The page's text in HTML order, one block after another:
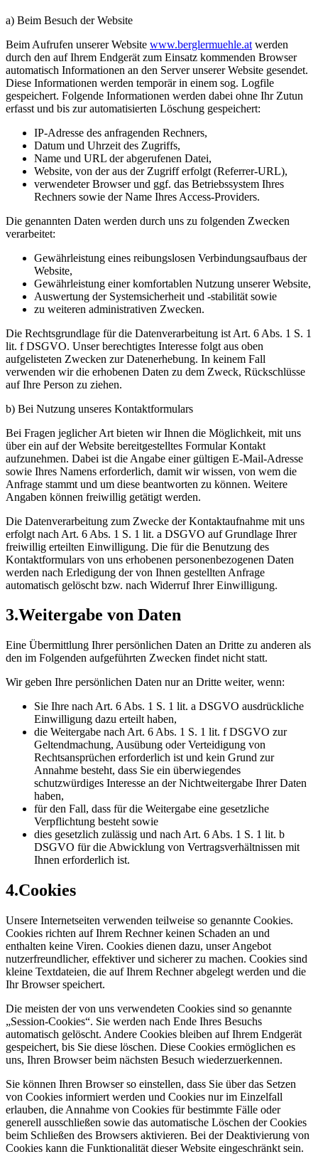
a) Beim Besuch der Website
Beim Aufrufen unserer Website www.berglermuehle.at werden
durch den auf Ihrem Endgerät zum Einsatz kommenden Browser
automatisch Informationen an den Server unserer Website gesendet.
Diese Informationen werden temporär in einem sog. Logfile
gespeichert. Folgende Informationen werden dabei ohne Ihr Zutun
erfasst und bis zur automatisierten Löschung gespeichert:
IP-Adresse des anfragenden Rechners,
Datum und Uhrzeit des Zugriffs,
Name und URL der abgerufenen Datei,
Website, von der aus der Zugriff erfolgt (Referrer-URL),
verwendeter Browser und ggf. das Betriebssystem Ihres
Rechners sowie der Name Ihres Access-Providers.
Die genannten Daten werden durch uns zu folgenden Zwecken
verarbeitet:
Gewährleistung eines reibungslosen Verbindungsaufbaus der
Website,
Gewährleistung einer komfortablen Nutzung unserer Website,
Auswertung der Systemsicherheit und -stabilität sowie
zu weiteren administrativen Zwecken.
Die Rechtsgrundlage für die Datenverarbeitung ist Art. 6 Abs. 1 S. 1
lit. f DSGVO. Unser berechtigtes Interesse folgt aus oben
aufgelisteten Zwecken zur Datenerhebung. In keinem Fall
verwenden wir die erhobenen Daten zu dem Zweck, Rückschlüsse
auf Ihre Person zu ziehen.
b) Bei Nutzung unseres Kontaktformulars
Bei Fragen jeglicher Art bieten wir Ihnen die Möglichkeit, mit uns
über ein auf der Website bereitgestelltes Formular Kontakt
aufzunehmen. Dabei ist die Angabe einer gültigen E-Mail-Adresse
sowie Ihres Namens erforderlich, damit wir wissen, von wem die
Anfrage stammt und um diese beantworten zu können. Weitere
Angaben können freiwillig getätigt werden.
Die Datenverarbeitung zum Zwecke der Kontaktaufnahme mit uns
erfolgt nach Art. 6 Abs. 1 S. 1 lit. a DSGVO auf Grundlage Ihrer
freiwillig erteilten Einwilligung. Die für die Benutzung des
Kontaktformulars von uns erhobenen personenbezogenen Daten
werden nach Erledigung der von Ihnen gestellten Anfrage
automatisch gelöscht bzw. nach Widerruf Ihrer Einwilligung.
3.Weitergabe von Daten
Eine Übermittlung Ihrer persönlichen Daten an Dritte zu anderen als
den im Folgenden aufgeführten Zwecken findet nicht statt.
Wir geben Ihre persönlichen Daten nur an Dritte weiter, wenn:
Sie Ihre nach Art. 6 Abs. 1 S. 1 lit. a DSGVO ausdrückliche
Einwilligung dazu erteilt haben,
die Weitergabe nach Art. 6 Abs. 1 S. 1 lit. f DSGVO zur
Geltendmachung, Ausübung oder Verteidigung von
Rechtsansprüchen erforderlich ist und kein Grund zur
Annahme besteht, dass Sie ein überwiegendes
schutzwürdiges Interesse an der Nichtweitergabe Ihrer Daten
haben,
für den Fall, dass für die Weitergabe eine gesetzliche
Verpflichtung besteht sowie
dies gesetzlich zulässig und nach Art. 6 Abs. 1 S. 1 lit. b
DSGVO für die Abwicklung von Vertragsverhältnissen mit
Ihnen erforderlich ist.
4.Cookies
Unsere Internetseiten verwenden teilweise so genannte Cookies.
Cookies richten auf Ihrem Rechner keinen Schaden an und
enthalten keine Viren. Cookies dienen dazu, unser Angebot
nutzerfreundlicher, effektiver und sicherer zu machen. Cookies sind
kleine Textdateien, die auf Ihrem Rechner abgelegt werden und die
Ihr Browser speichert.
Die meisten der von uns verwendeten Cookies sind so genannte
„Session-Cookies“. Sie werden nach Ende Ihres Besuchs
automatisch gelöscht. Andere Cookies bleiben auf Ihrem Endgerät
gespeichert, bis Sie diese löschen. Diese Cookies ermöglichen es
uns, Ihren Browser beim nächsten Besuch wiederzuerkennen.
Sie können Ihren Browser so einstellen, dass Sie über das Setzen
von Cookies informiert werden und Cookies nur im Einzelfall
erlauben, die Annahme von Cookies für bestimmte Fälle oder
generell ausschließen sowie das automatische Löschen der Cookies
beim Schließen des Browsers aktivieren. Bei der Deaktivierung von
Cookies kann die Funktionalität dieser Website eingeschränkt sein.